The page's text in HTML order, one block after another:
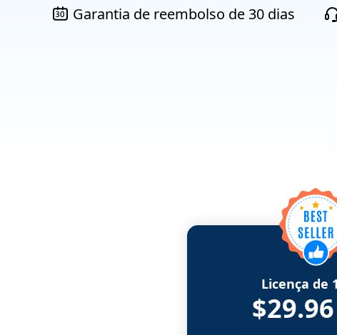
Garantia de reembolso de 30 dias
Licença de
$29.96